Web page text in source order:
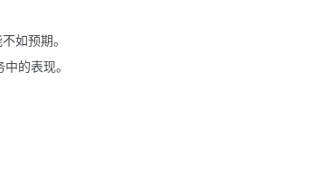
如预期。
的表现。